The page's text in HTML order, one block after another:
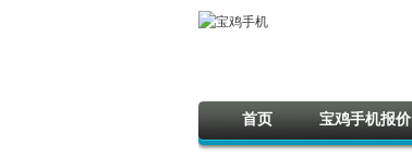
首页 宝鸡手机报价